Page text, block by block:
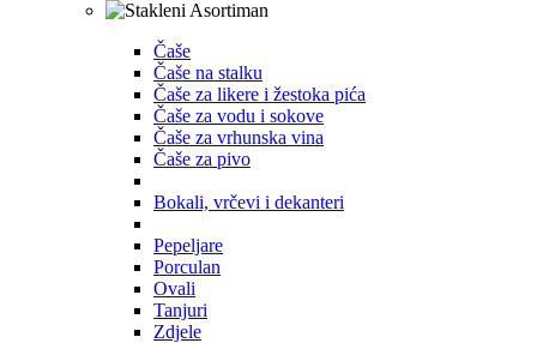
Čaše
Čaše na stalku
Čaše za likere i žestoka pića
Čaše za vodu i sokove
Čaše za vrhunska vina
Čaše za pivo
Bokali, vrčevi i dekanteri
Pepeljare
Porculan
Ovali
Tanjuri
Zdjele